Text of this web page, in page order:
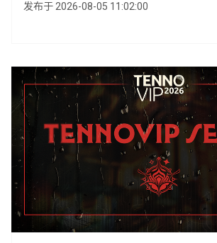
发布于 2026-08-05 11:02:00